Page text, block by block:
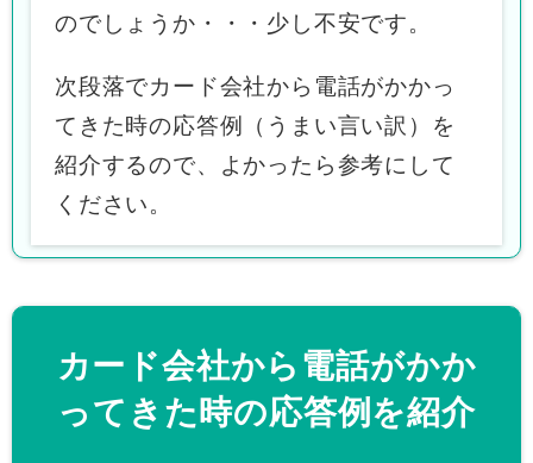
のでしょうか・・・少し不安です。
次段落でカード会社から電話がかかっ
てきた時の応答例（うまい言い訳）を
紹介するので、よかったら参考にして
ください。
カード会社から電話がかか
ってきた時の応答例を紹介